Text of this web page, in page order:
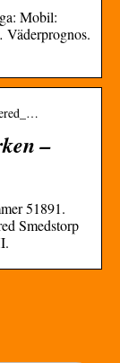
Mobil:
–
51891.
Smedstorp